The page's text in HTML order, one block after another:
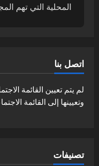
المحلية التي تهم
اتصل بنا
لم يتم تعيين القائمة
وتعيينها إلى القائمة
تصنيفات